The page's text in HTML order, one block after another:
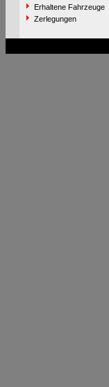
Erhaltene Fahrzeuge
Zerlegungen